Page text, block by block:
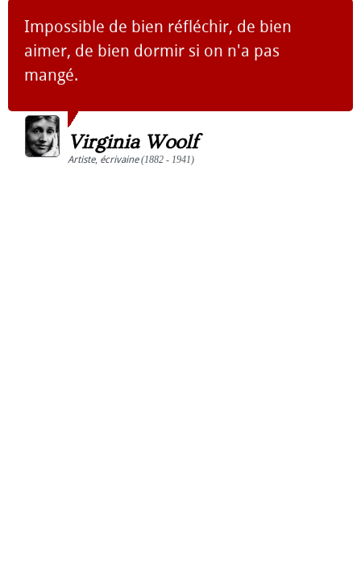
Impossible de bien réfléchir, de bien
aimer, de bien dormir si on n'a pas
mangé.
Virginia Woolf
Artiste, écrivaine(1882 - 1941)